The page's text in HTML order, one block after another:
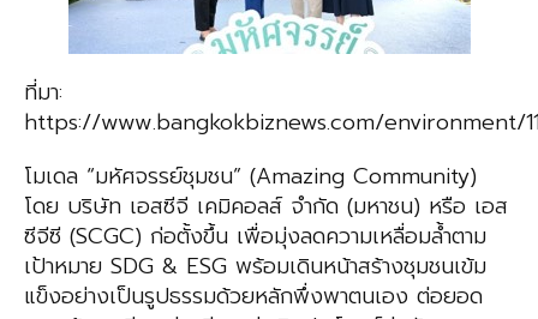
ที่มา:
https://www.bangkokbiznews.com/environment/
โมเดล “มหัศจรรย์ชุมชน” (Amazing Community)
โดย บริษัท เอสซีจี เคมิคอลส์ จำกัด (มหาชน) หรือ เอส
ซีจีซี (SCGC) ก่อตั้งขึ้น เพื่อมุ่งลดความเหลื่อมล้ำตาม
เป้าหมาย SDG & ESG พร้อมเดินหน้าสร้างชุมชนเข้ม
แข็งอย่างเป็นรูปธรรมด้วยหลักพึ่งพาตนเอง ต่อยอด